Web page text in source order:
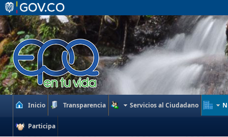
Inicio Transparencia Servicios al Ciudadano
Participa